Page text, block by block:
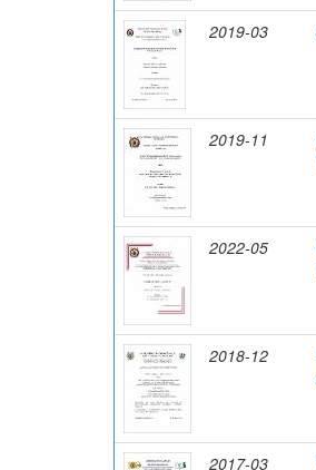
2019-03
2019-11
2022-05
2018-12
2017-03